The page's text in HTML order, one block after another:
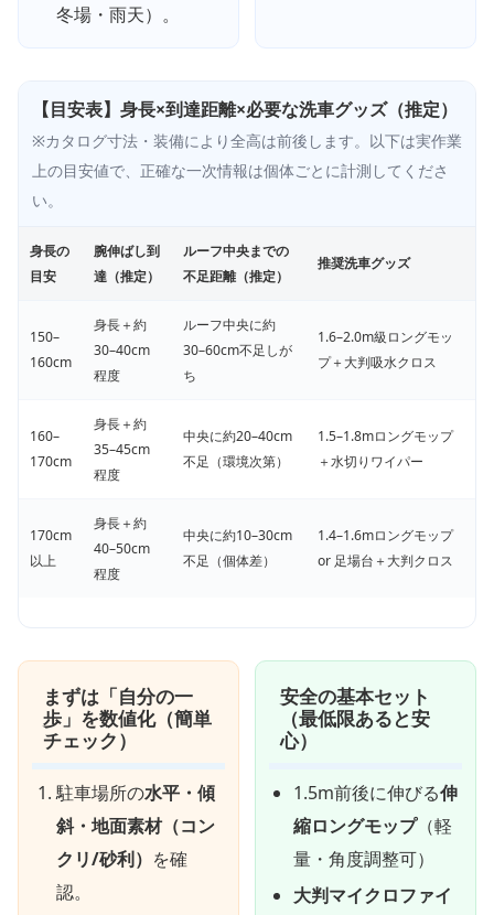
冬場・雨天）。
【目安表】身長×到達距離×必要な洗車グッズ（推定）
※カタログ寸法・装備により全高は前後します。以下は実作業
上の目安値で、正確な一次情報は個体ごとに計測してくださ
い。
身長の
目安
腕伸ばし到
達（推定）
ルーフ中央までの
不足距離（推定）
推奨洗車グッズ
150–
160cm
身長＋約
30–40cm
程度
ルーフ中央に約
30–60cm不足しが
ち
1.6–2.0m級ロングモッ
プ＋大判吸水クロス
160–
170cm
身長＋約
35–45cm
程度
中央に約20–40cm
不足（環境次第）
1.5–1.8mロングモップ
＋水切りワイパー
170cm
以上
身長＋約
40–50cm
程度
中央に約10–30cm
不足（個体差）
1.4–1.6mロングモップ
or 足場台＋大判クロス
まずは「自分の一
歩」を数値化（簡単
チェック）
駐車場所の水平・傾
斜・地面素材（コン
クリ/砂利） を確
認。
安全の基本セット
（最低限あると安
心）
1.5m前後に伸びる伸
縮ロングモップ（軽
量・角度調整可）
大判マイクロファイ